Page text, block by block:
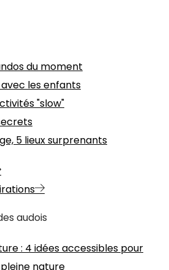
du moment
les enfants
"slow"
5 lieux surprenants
audois
: 4 idées accessibles pour
nature